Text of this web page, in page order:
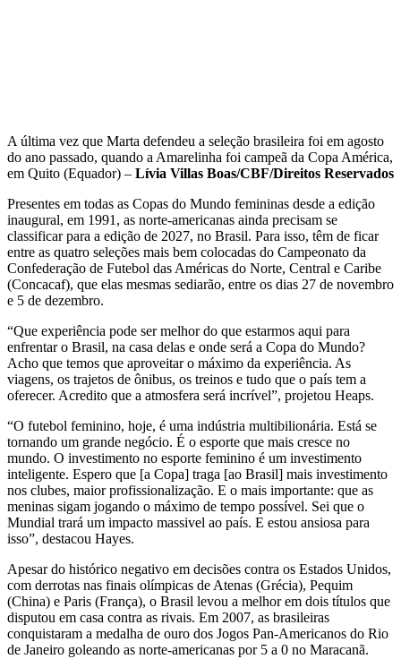
A última vez que Marta defendeu a seleção brasileira foi em agosto
do ano passado, quando a Amarelinha foi campeã da Copa América,
em Quito (Equador) – Lívia Villas Boas/CBF/Direitos Reservados
Presentes em todas as Copas do Mundo femininas desde a edição
inaugural, em 1991, as norte-americanas ainda precisam se
classificar para a edição de 2027, no Brasil. Para isso, têm de ficar
entre as quatro seleções mais bem colocadas do Campeonato da
Confederação de Futebol das Américas do Norte, Central e Caribe
(Concacaf), que elas mesmas sediarão, entre os dias 27 de novembro
e 5 de dezembro.
“Que experiência pode ser melhor do que estarmos aqui para
enfrentar o Brasil, na casa delas e onde será a Copa do Mundo?
Acho que temos que aproveitar o máximo da experiência. As
viagens, os trajetos de ônibus, os treinos e tudo que o país tem a
oferecer. Acredito que a atmosfera será incrível”, projetou Heaps.
“O futebol feminino, hoje, é uma indústria multibilionária. Está se
tornando um grande negócio. É o esporte que mais cresce no
mundo. O investimento no esporte feminino é um investimento
inteligente. Espero que [a Copa] traga [ao Brasil] mais investimento
nos clubes, maior profissionalização. E o mais importante: que as
meninas sigam jogando o máximo de tempo possível. Sei que o
Mundial trará um impacto massivel ao país. E estou ansiosa para
isso”, destacou Hayes.
Apesar do histórico negativo em decisões contra os Estados Unidos,
com derrotas nas finais olímpicas de Atenas (Grécia), Pequim
(China) e Paris (França), o Brasil levou a melhor em dois títulos que
disputou em casa contra as rivais. Em 2007, as brasileiras
conquistaram a medalha de ouro dos Jogos Pan-Americanos do Rio
de Janeiro goleando as norte-americanas por 5 a 0 no Maracanã.